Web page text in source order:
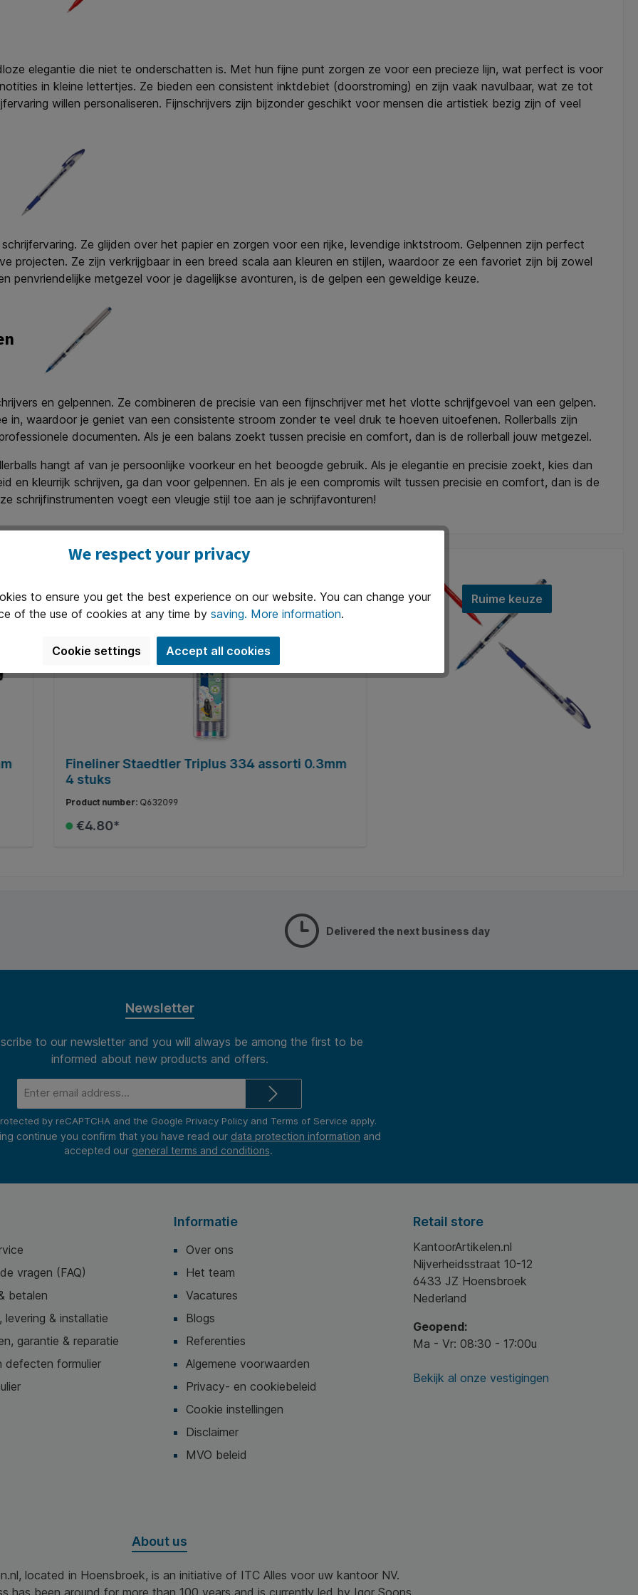
elegantie die niet te onderschatten is. Met hun fijne punt zorgen ze voor een precieze lijn, wat perfect is voor
in kleine lettertjes. Ze bieden een consistent inktdebiet (doorstroming) en zijn vaak navulbaar, wat ze tot
willen personaliseren. Fijnschrijvers zijn bijzonder geschikt voor mensen die artistiek bezig zijn of veel
Ze glijden over het papier en zorgen voor een rijke, levendige inktstroom. Gelpennen zijn perfect
projecten. Ze zijn verkrijgbaar in een breed scala aan kleuren en stijlen, waardoor ze een favoriet zijn bij zowel
penvriendelijke metgezel voor je dagelijkse avonturen, is de gelpen een geweldige keuze.
en gelpennen. Ze combineren de precisie van een fijnschrijver met het vlotte schrijfgevoel van een gelpen.
in, waardoor je geniet van een consistente stroom zonder te veel druk te hoeven uitoefenen. Rollerballs zijn
documenten. Als je een balans zoekt tussen precisie en comfort, dan is de rollerball jouw metgezel.
hangt af van je persoonlijke voorkeur en het beoogde gebruik. Als je elegantie en precisie zoekt, kies dan
en kleurrijk schrijven, ga dan voor gelpennen. En als je een compromis wilt tussen precisie en comfort, dan is de
schrijfinstrumenten voegt een vleugje stijl toe aan je schrijfavonturen!
Fineliner Staedtler Triplus 334 assorti 0.3mm
4 stuks
Product number: Q632099
€4.80*
Ruime keuze
Delivered the next business day
Newsletter
to our newsletter and you will always be among the first to be
informed about new products and offers.
by reCAPTCHA and the Google Privacy Policyand Terms of Service apply.
continue you confirm that you have read our data protection information and
accepted our general terms and conditions.
vragen (FAQ)
betalen
levering & installatie
garantie & reparatie
defecten formulier
Informatie
Over ons
Het team
Vacatures
Blogs
Referenties
Algemene voorwaarden
Privacy- en cookiebeleid
Cookie instellingen
Disclaimer
MVO beleid
Retail store
KantoorArtikelen.nl
Nijverheidsstraat 10-12
6433 JZ Hoensbroek
Nederland
Geopend:
Ma - Vr: 08:30 - 17:00u
Bekijk al onze vestigingen
About us
located in Hoensbroek, is an initiative of ITC Alles voor uw kantoor NV.
has been around for more than 100 years and is currently led by Igor Soons.
We respect your privacy
to ensure you get the best experience on our website. You can change your
of the use of cookies at any time by saving. More information.
Cookie settings Accept all cookies